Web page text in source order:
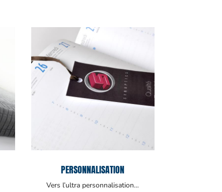
PERSONNALISATION
Vers l’ultra personnalisation…